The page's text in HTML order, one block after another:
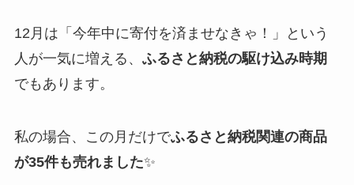
12月は「今年中に寄付を済ませなきゃ！」という
人が一気に増える、 ふるさと納税の駆け込み時期
でもあります。
私の場合、この月だけでふるさと納税関連の商品
が35件も売れました✨